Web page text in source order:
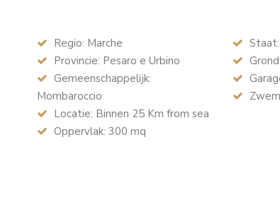
Regio: Marche
Provincie: Pesaro e Urbino
Gemeenschappelijk:
Mombaroccio
Locatie: Binnen 25 Km from sea
Oppervlak: 300 mq